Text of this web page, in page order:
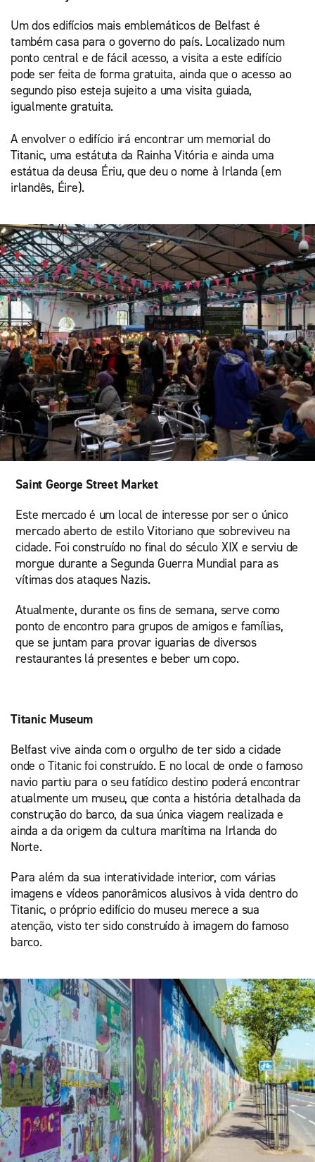
Um dos edifícios mais emblemáticos de Belfast é
também casa para o governo do país. Localizado num
ponto central e de fácil acesso, a visita a este edifício
pode ser feita de forma gratuita, ainda que o acesso ao
segundo piso esteja sujeito a uma visita guiada,
igualmente gratuita.
A envolver o edifício irá encontrar um memorial do
Titanic, uma estátuta da Rainha Vitória e ainda uma
estátua da deusa Ériu, que deu o nome à Irlanda (em
irlandês, Éire).
Saint George Street Market
Este mercado é um local de interesse por ser o único
mercado aberto de estilo Vitoriano que sobreviveu na
cidade. Foi construído no final do século XIX e serviu de
morgue durante a Segunda Guerra Mundial para as
vítimas dos ataques Nazis.
Atualmente, durante os fins de semana, serve como
ponto de encontro para grupos de amigos e famílias,
que se juntam para provar iguarias de diversos
restaurantes lá presentes e beber um copo.
Titanic Museum
Belfast vive ainda com o orgulho de ter sido a cidade
onde o Titanic foi construído. E no local de onde o famoso
navio partiu para o seu fatídico destino poderá encontrar
atualmente um museu, que conta a história detalhada da
construção do barco, da sua única viagem realizada e
ainda a da origem da cultura marítima na Irlanda do
Norte.
Para além da sua interatividade interior, com várias
imagens e vídeos panorâmicos alusivos à vida dentro do
Titanic, o próprio edifício do museu merece a sua
atenção, visto ter sido construído à imagem do famoso
barco.